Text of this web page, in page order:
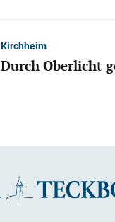
Kirchheim
Durch Oberlicht